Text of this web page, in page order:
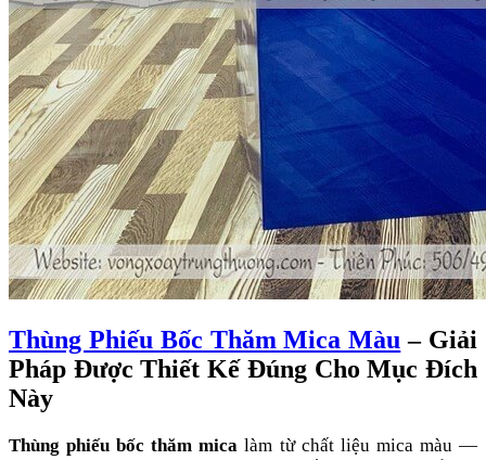
Thùng Phiếu Bốc Thăm Mica Màu – Giải
Pháp Được Thiết Kế Đúng Cho Mục Đích
Này
Thùng phiếu bốc thăm mica làm từ chất liệu mica màu —